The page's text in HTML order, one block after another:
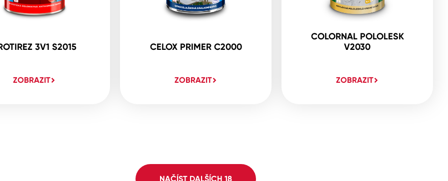
3V1 S2015
ZOBRAZIT
CELOX PRIMER C2000
ZOBRAZIT
COLORNAL POLOLESK
V2030
ZOBRAZIT
NAČÍST DALŠÍCH 18